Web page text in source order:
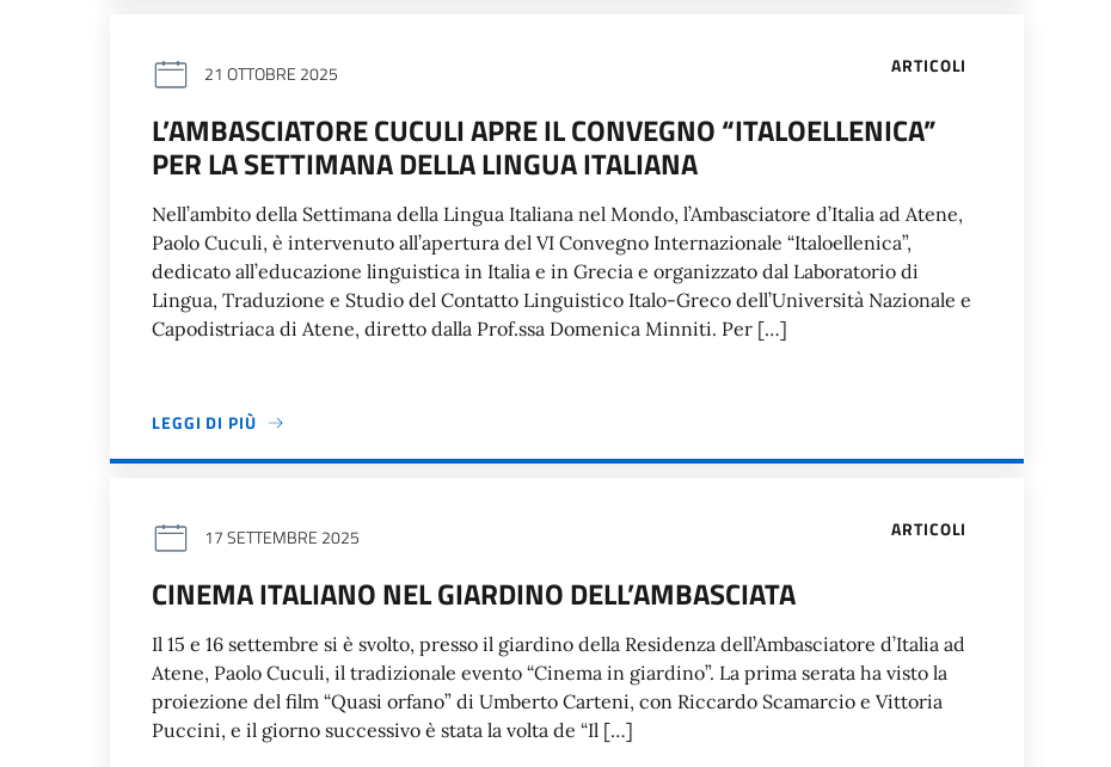
ARTICOLI
21 OTTOBRE 2025
L’AMBASCIATORE CUCULI APRE IL CONVEGNO “ITALOELLENICA”
PER LA SETTIMANA DELLA LINGUA ITALIANA
Nell’ambito della Settimana della Lingua Italiana nel Mondo, l’Ambasciatore d’Italia ad Atene,
Paolo Cuculi, è intervenuto all’apertura del VI Convegno Internazionale “Italoellenica”,
dedicato all’educazione linguistica in Italia e in Grecia e organizzato dal Laboratorio di
Lingua, Traduzione e Studio del Contatto Linguistico Italo-Greco dell’Università Nazionale e
Capodistriaca di Atene, diretto dalla Prof.ssa Domenica Minniti. Per […]
LEGGI DI PIÙ
ARTICOLI
17 SETTEMBRE 2025
CINEMA ITALIANO NEL GIARDINO DELL’AMBASCIATA
Il 15 e 16 settembre si è svolto, presso il giardino della Residenza dell’Ambasciatore d’Italia ad
Atene, Paolo Cuculi, il tradizionale evento “Cinema in giardino”. La prima serata ha visto la
proiezione del film “Quasi orfano” di Umberto Carteni, con Riccardo Scamarcio e Vittoria
Puccini, e il giorno successivo è stata la volta de “Il […]